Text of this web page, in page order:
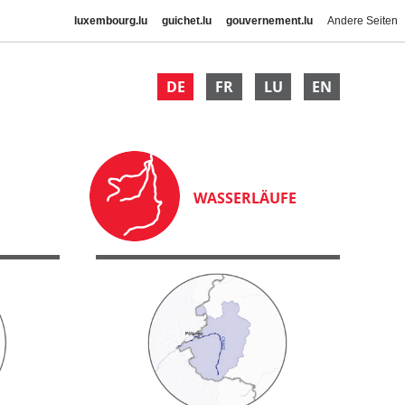
luxembourg.lu guichet.lu gouvernement.lu Andere Seiten
DE FR LU EN
WASSERLÄUFE